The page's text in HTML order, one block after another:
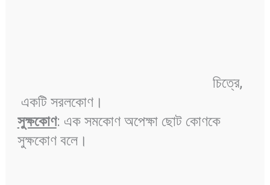
চিত্রে,
একটি সরলকোণ।
সুক্ষকোণ: এক সমকোণ অপেক্ষা ছোট কোণকে
সুক্ষকোণ বলে।